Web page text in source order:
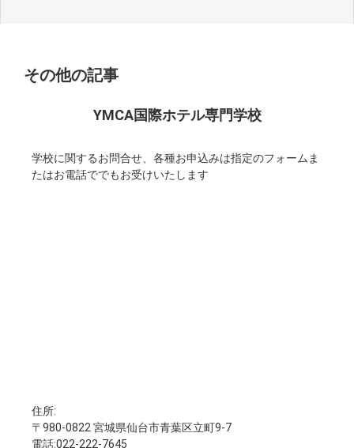
その他の記事
YMCA国際ホテル専門学校
学校に関するお問合せ、各種お申込みは指定のフォームま
たはお電話ででもお受けいたします
住所:
〒980-0822 宮城県仙台市青葉区立町9-7
電話:022-222-7645